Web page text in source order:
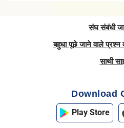
संघ संबंधी
बहुधा पूछे जाने वाले प्रश्न
साथी
Download
Play Store